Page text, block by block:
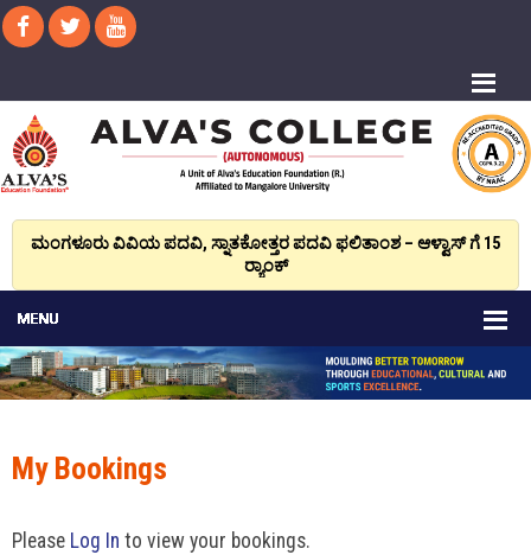
ಮಂಗಳೂರು ವಿವಿಯ ಪದವಿ, ಸ್ನಾತಕೋತ್ತರ ಪದವಿ ಫಲಿತಾಂಶ – ಆಳ್ವಾಸ್ ಗೆ 15
ರ್‍ಯಾಂಕ್‌
My Bookings
Please Log In to view your bookings.